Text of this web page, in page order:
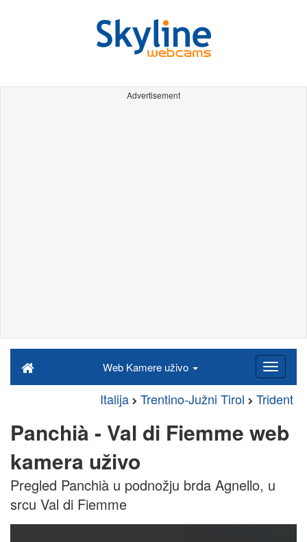
Advertisement
Web Kamere uživo
Italija Trentino-Južni Tirol Trident
Panchià - Val di Fiemme web
kamera uživo
Pregled Panchià u podnožju brda Agnello, u
srcu Val di Fiemme